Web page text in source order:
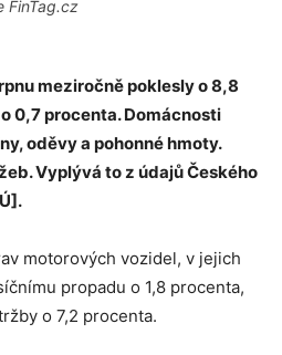
FinTag.cz
meziročně poklesly o 8,8
0,7 procenta. Domácnosti
oděvy a pohonné hmoty.
Vyplývá to z údajů Českého
motorových vozidel, v jejich
propadu o 1,8 procenta,
o 7,2 procenta.